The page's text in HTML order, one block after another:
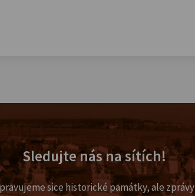
Sledujte nás na sítích!
sice historické památky, ale zprávy